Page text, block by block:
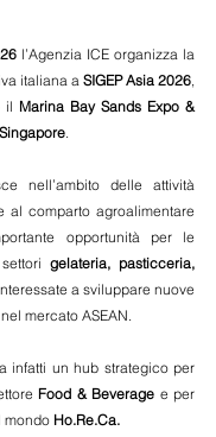
l’Agenzia ICE organizza la
italiana a SIGEP Asia 2026,
il Marina Bay Sands Expo &
.
nell’ambito delle attività
al comparto agroalimentare
opportunità per le
gelateria, pasticceria,
a sviluppare nuove
mercato ASEAN.
infatti un hub strategico per
Food & Beverage e per
mondo Ho.Re.Ca.